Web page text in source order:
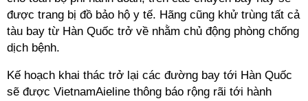
được trang bị đồ bảo hộ y tế. Hãng cũng khử trùng tất cả
tàu bay từ Hàn Quốc trở về nhằm chủ động phòng chống
dịch bệnh.
Kế hoạch khai thác trở lại các đường bay tới Hàn Quốc
sẽ được VietnamAieline thông báo rộng rãi tới hành